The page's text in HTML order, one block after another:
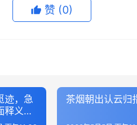
赞 (0)
迹，急
释义剖
茶烟朝出认云归